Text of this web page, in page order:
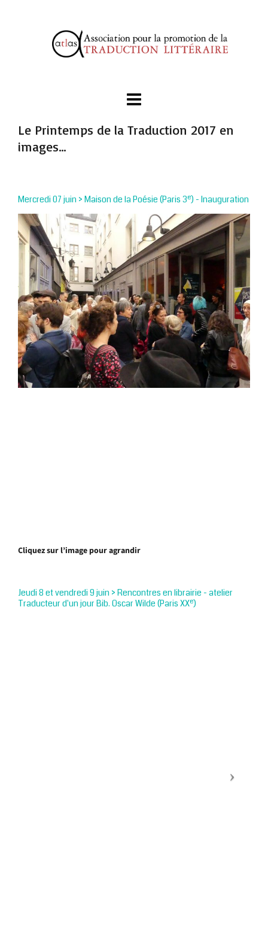
Le Printemps de la Traduction 2017 en
images…
Mercredi 07 juin > Maison de la Poésie (Paris 3e) - Inauguration
Cliquez sur l’image pour agrandir
Jeudi 8 et vendredi 9 juin > Rencontres en librairie - atelier
Traducteur d'un jour Bib. Oscar Wilde (Paris XXe)